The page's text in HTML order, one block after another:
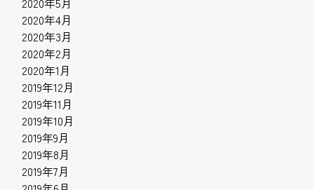
2020年4月
2020年3月
2020年2月
2020年1月
2019年12月
2019年11月
2019年10月
2019年9月
2019年8月
2019年7月